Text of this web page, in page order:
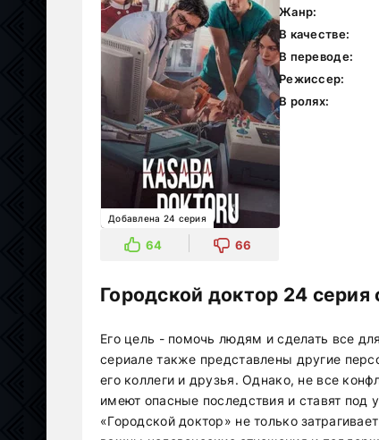
Добавлена 24 серия
64 66
Жанр:
В качестве:
В переводе:
Режиссер:
В ролях:
Городской доктор 24
Его цель - помочь людям и сделать все
сериале также представлены другие
его коллеги и друзья. Однако, не все
имеют опасные последствия и ставят под
«Городской доктор» не только